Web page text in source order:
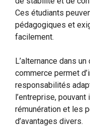
Ces étudiants
pédagogiques et
facilement.
L’alternance dans
commerce permet
responsabilités
l’entreprise,
rémunération et les
d’avantages divers.